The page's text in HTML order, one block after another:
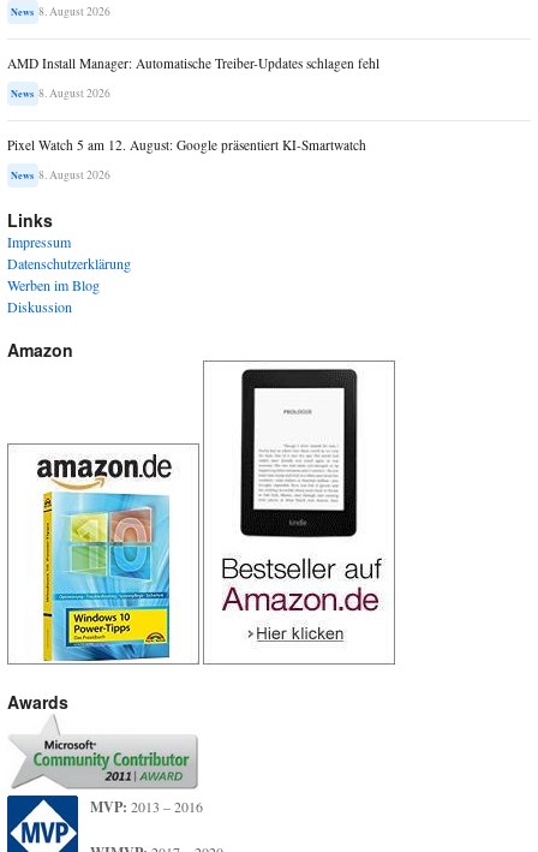
News 8. August 2026
AMD Install Manager: Automatische Treiber-Updates schlagen fehl
News 8. August 2026
Pixel Watch 5 am 12. August: Google präsentiert KI-Smartwatch
News 8. August 2026
Links
Impressum
Datenschutzerklärung
Werben im Blog
Diskussion
Amazon
Awards
MVP: 2013 – 2016